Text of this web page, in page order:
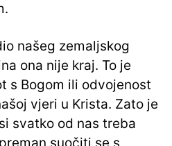
našeg zemaljskog
ona nije kraj. To je
s Bogom ili odvojenost
vjeri u Krista. Zato je
svatko od nas treba